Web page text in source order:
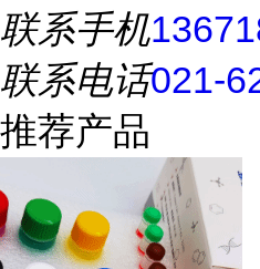
联系手机
联系电话021-
推荐产品